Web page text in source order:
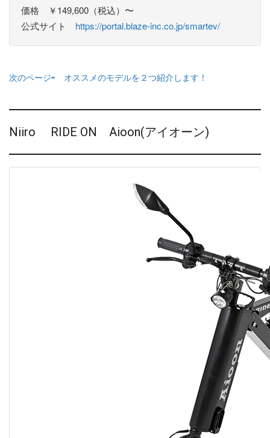
価格 ￥149,600（税込）〜
公式サイト https://portal.blaze-inc.co.jp/smartev/
次のページ⇨ オススメのモデルを２つ紹介します！
Niiro RIDE ON Aioon(アイオーン)